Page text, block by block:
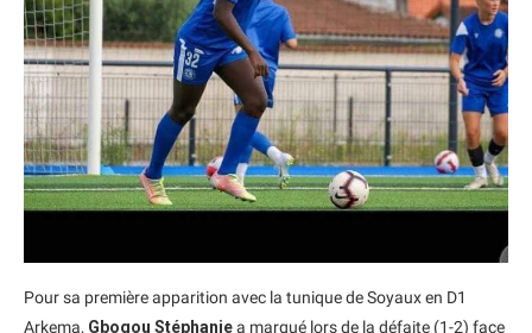
Pour sa première apparition avec la tunique de Soyaux en D1
Arkema, Gbogou Stéphaniea marqué lors de la défaite (1-2) face